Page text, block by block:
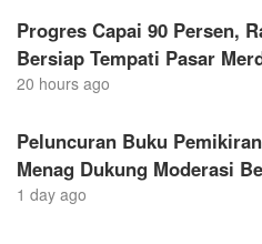
Progres Capai 90 Persen,
Bersiap Tempati Pasar
20 hours ago
Peluncuran Buku
Menag Dukung Moderasi
1 day ago